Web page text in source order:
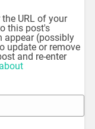
URL of your
this post's
appear (possibly
update or remove
and re-enter